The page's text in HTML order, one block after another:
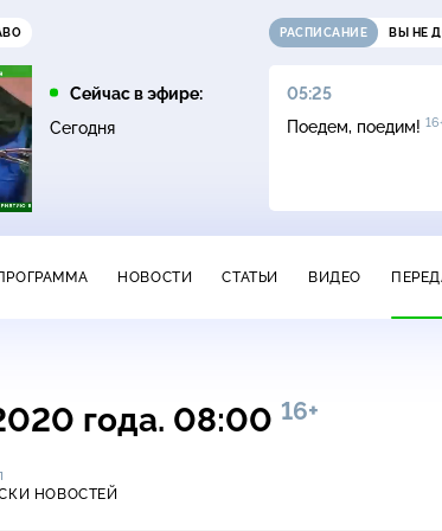
Сейчас в эфире:
Сегодня
РАСПИСАНИЕ ВЫ НЕ
05:20
Пляж. Жаркий
05:25
Поедем, поедим!
НОВОСТИ СТАТЬИ ВИДЕО
года. 08:00 16+
НОВОСТЕЙ